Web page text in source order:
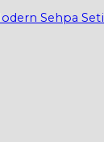
Sehpa Seti